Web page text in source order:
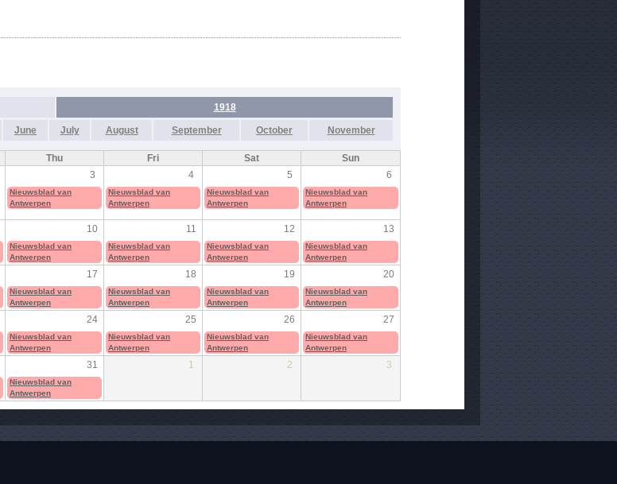
1918
June July August September October November
Thu Fri Sat
Sun
3 4 5 6
Nieuwsblad van
Antwerpen
Nieuwsblad van
Antwerpen
Nieuwsblad van
Antwerpen
Nieuwsblad van
Antwerpen
10 11 12 13
Nieuwsblad van
Antwerpen
Nieuwsblad van
Antwerpen
Nieuwsblad van
Antwerpen
Nieuwsblad van
Antwerpen
17 18 19 20
Nieuwsblad van
Antwerpen
Nieuwsblad van
Antwerpen
Nieuwsblad van
Antwerpen
Nieuwsblad van
Antwerpen
24 25 26 27
Nieuwsblad van
Antwerpen
Nieuwsblad van
Antwerpen
Nieuwsblad van
Antwerpen
Nieuwsblad van
Antwerpen
31 1 2 3
Nieuwsblad van
Antwerpen